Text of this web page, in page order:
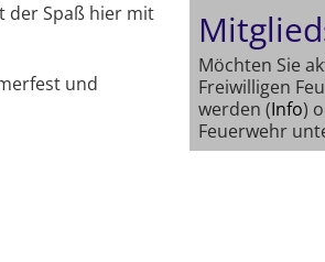
der Spaß hier mit
und
Möchten Sie
Freiwilligen
werden (Info)
Feuerwehr